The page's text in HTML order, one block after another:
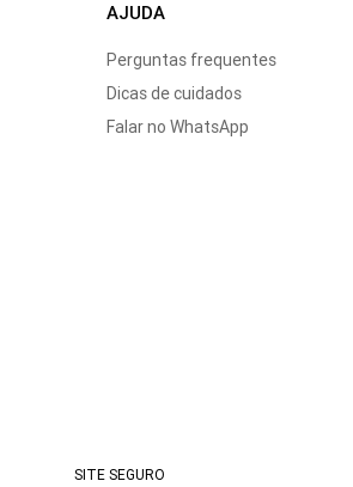
AJUDA
Perguntas frequentes
Dicas de cuidados
Falar no WhatsApp
SITE SEGURO